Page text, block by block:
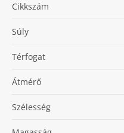
Cikkszám
Súly
Térfogat
Átmérő
Szélesség